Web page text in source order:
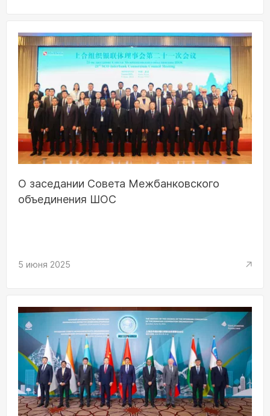
О заседании Совета Межбанковского
объединения ШОС
5 июня 2025